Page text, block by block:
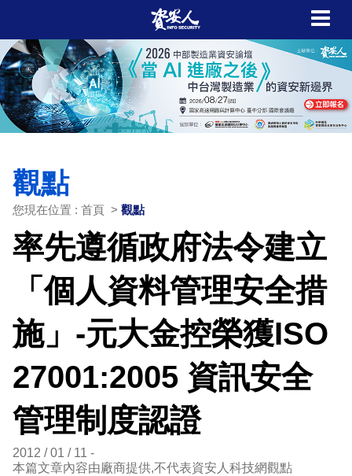
觀點
您現在位置 : 首頁 > 觀點
率先遵循政府法令建立
「個人資料管理安全措
施」-元大金控榮獲ISO
27001:2005 資訊安全
管理制度認證
2012 / 01 / 11
本篇文章內容由廠商提供,不代表資安人科技網觀點